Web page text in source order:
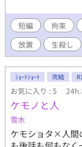
短編 拘束
放置
生殺し
ｼｮｰﾄｼｮｰﾄ 完結
お気に入り : 5
ケモノと人
雪水
ケモショタ×人間